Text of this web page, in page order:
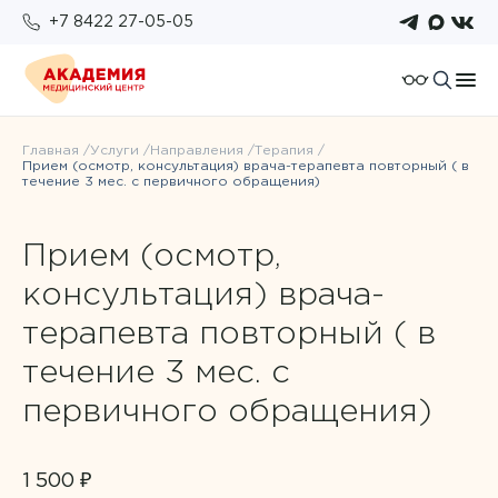
+7 8422 27-05-05
О компании
Отзывы
Для организаций
Правовые документы
Политика конфиденциальности
Возврат налогового вычета
Бонусная система
Оплата
ОМС
Услуги и цены
Анализы
Врачи
Новости
Комплексы
Главная Услуги Направления
Терапия
Прием (осмотр, консультация) врача-терапевта повторный ( в
течение 3 мес. с первичного обращения)
Прием (осмотр,
консультация) врача-
терапевта повторный ( в
течение 3 мес. с
первичного обращения)
1 500 ₽